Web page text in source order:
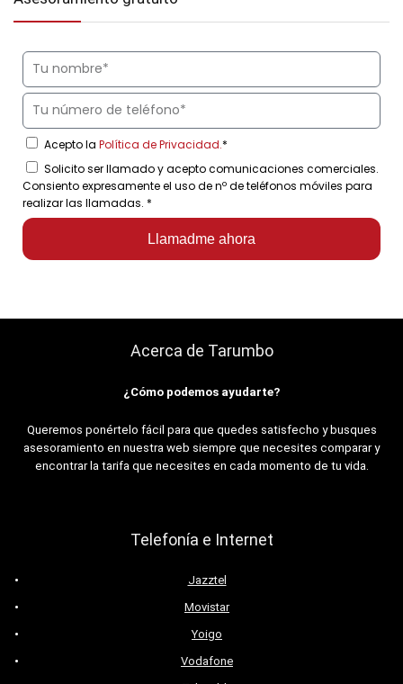
Acepto la Política de Privacidad.*
Solicito ser llamado y acepto comunicaciones comerciales.
Consiento expresamente el uso de nº de teléfonos móviles para
realizar las llamadas. *
Llamadme ahora
Acerca de Tarumbo
¿Cómo podemos ayudarte?
Queremos ponértelo fácil para que quedes satisfecho y busques
asesoramiento en nuestra web siempre que necesites comparar y
encontrar la tarifa que necesites en cada momento de tu vida.
Telefonía e Internet
Jazztel
Movistar
Yoigo
Vodafone